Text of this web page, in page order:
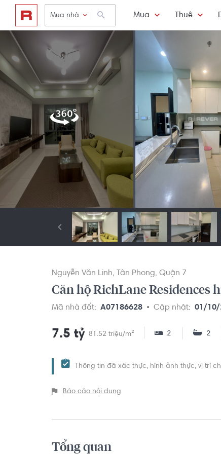
Mua nhà Mua Thuê
Nguyễn Văn Linh Tân Phong Quận 7
Căn hộ RichLane Residences
Mã nhà đất: A07186628 Cập nhật: 01/10/
7.5 tỷ 81.52 triệu/m² 2 2
Thông tin đã xác thực, hình ảnh thực, vị trí
Báo cáo nội dung
Tổng quan